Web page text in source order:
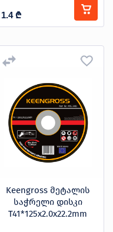
1.4 ₾
Keengross მეტალის
საჭრელი დისკი
T41*125x2.0x22.2mm